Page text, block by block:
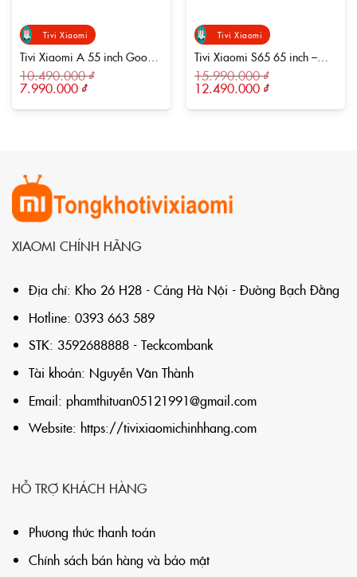
Tivi Xiaomi
Tivi Xiaomi A 55 inch Google
TV 2026 – Bản Quốc Tế
10.490.000₫
Giá
gốc
là:
7.990.000 ₫Giá
hiện
tại
Tivi Xiaomi
Tivi Xiaomi S65 65 inch –
Làm mới 144Hz,
15.990.000₫
Giá
gốc
là:
12.490.000 ₫Giá
hiện
tại
XIAOMI CHÍNH HÃNG
Địa chỉ: Kho 26 H28 - Cảng Hà Nội - Đường Bạch Đằng
Hotline: 0393 663 589
STK: 3592688888 - Teckcombank
Tài khoản: Nguyễn Văn Thành
Email: phamthituan05121991@gmail.com
Website: https://tivixiaomichinhhang.com
HỖ TRỢ KHÁCH HÀNG
Phương thức thanh toán
Chính sách bán hàng và bảo mật